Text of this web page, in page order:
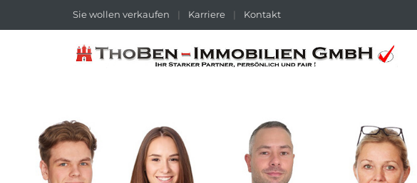
Sie wollen verkaufen | Karriere | Kontakt